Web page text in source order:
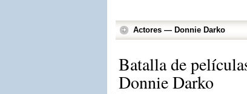
Actores — Donnie Darko
Batalla de
Donnie Darko